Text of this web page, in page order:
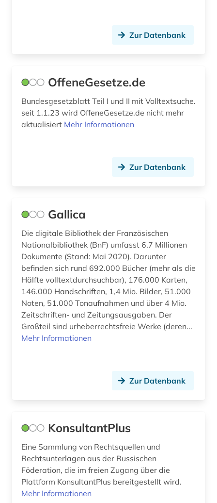
katalog (1)
katholische kirche (1)
ki (1)
kongresse (1)
kronländer (1)
kultur (1)
kulturwissenschaften (1)
kunst (3)
lebensführung (2)
lexikon (2)
lgbt (2)
Zur Datenbank
OffeneGesetze.de
Bundesgesetzblatt Teil I und II mit Volltextsuche.
seit 1.1.23 wird OffeneGesetze.de nicht mehr
aktualisiert Mehr Informationen
Zur Datenbank
Gallica
Die digitale Bibliothek der Französischen
Nationalbibliothek (BnF) umfasst 6,7 Millionen
Dokumente (Stand: Mai 2020). Darunter
befinden sich rund 692.000 Bücher (mehr als die
Hälfte volltextdurchsuchbar), 176.000 Karten,
146.000 Handschriften, 1,4 Mio. Bilder, 51.000
Noten, 51.000 Tonaufnahmen und über 4 Mio.
Zeitschriften- und Zeitungsausgaben. Der
Großteil sind urheberrechtsfreie Werke (deren...
Mehr Informationen
Zur Datenbank
KonsultantPlus
Eine Sammlung von Rechtsquellen und
Rechtsunterlagen aus der Russischen
Föderation, die im freien Zugang über die
Plattform KonsultantPlus bereitgestellt wird.
Mehr Informationen